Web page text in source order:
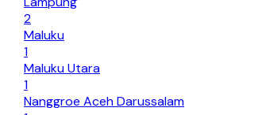
2
Maluku
1
Maluku Utara
1
Nanggroe Aceh Darussalam